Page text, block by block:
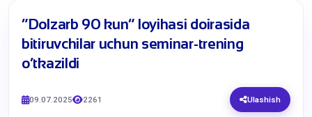
“Dolzarb 90 kun” loyihasi doirasida
bitiruvchilar uchun seminar-trening
o‘tkazildi
09.07.2025 2261 Ulashish